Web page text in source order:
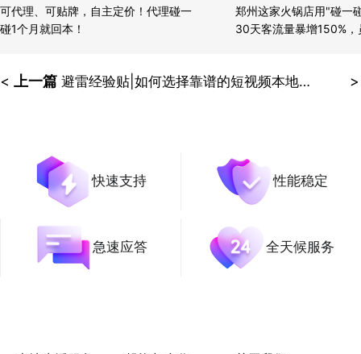
可代理、可贴牌，自主定价！代理碰一
碰1个月就回本！
郑州这家火锅店用"碰一
30天客流量暴增150%
< 上一篇 避雷经验贴|如何选择靠谱的短视频本地生活小程序项目 >
快速支持 性能稳定
急速应答 全天候服务